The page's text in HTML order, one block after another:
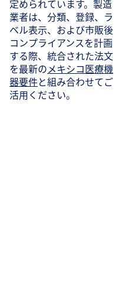
定められています。製造
業者は、分類、登録、ラ
ベル表示、および市販後
コンプライアンスを計画
する際、統合された法文
を最新のメキシコ医療機
器要件と組み合わせてご
活用ください。